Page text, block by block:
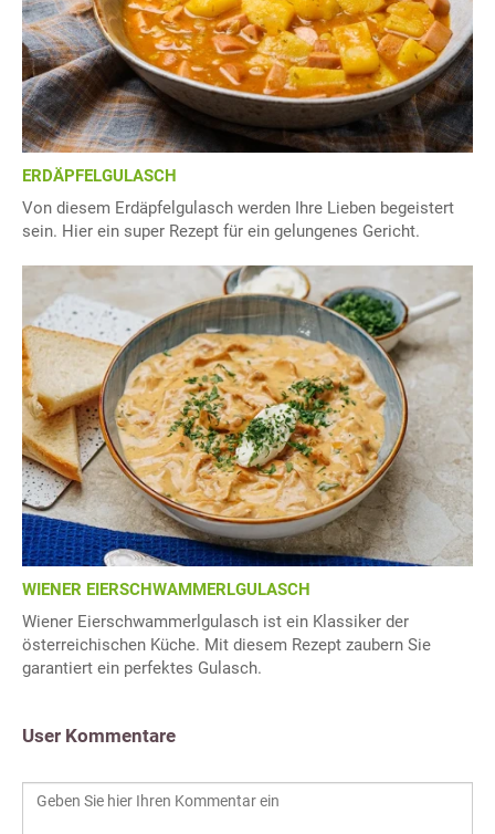
ERDÄPFELGULASCH
Von diesem Erdäpfelgulasch werden Ihre Lieben begeistert
sein. Hier ein super Rezept für ein gelungenes Gericht.
WIENER EIERSCHWAMMERLGULASCH
Wiener Eierschwammerlgulasch ist ein Klassiker der
österreichischen Küche. Mit diesem Rezept zaubern Sie
garantiert ein perfektes Gulasch.
User Kommentare